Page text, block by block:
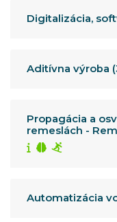
Digitalizácia,
Aditívna výroba
Propagácia a
remeslách -
Automatizácia